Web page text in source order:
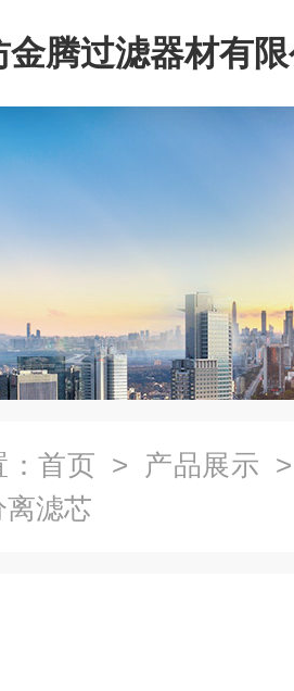
金腾过滤器材有
首页 > 产品展示
滤芯